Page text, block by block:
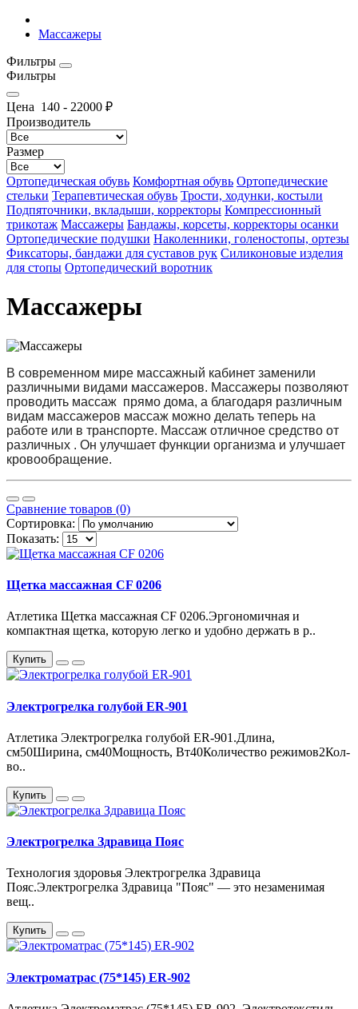
Массажеры
Фильтры
Фильтры
Цена 140 - 22000 ₽
Производитель
Размер
Ортопедическая обувь Комфортная обувь Ортопедические
стельки Терапевтическая обувь Трости, ходунки, костыли
Подпяточники, вкладыши, корректоры Компрессионный
трикотаж Массажеры Бандажы, корсеты, корректоры осанки
Ортопедические подушки Наколенники, голеностопы, ортезы
Фиксаторы, бандажи для суставов рук Силиконовые изделия
для стопы Ортопедический воротник
Массажеры
В современном мире массажный кабинет заменили
различными видами массажеров. Массажеры позволяют
проводить массаж прямо дома, а благодаря различным
видам массажеров массаж можно делать теперь на
работе или в транспорте. Массаж отличное средство от
различных . Он улучшает функции организма и улучшает
кровообращение.
Сравнение товаров (0)
Сортировка:
Показать:
Щетка массажная CF 0206
Атлетика Щетка массажная CF 0206.Эргономичная и
компактная щетка, которую легко и удобно держать в р..
Купить
Электрогрелка голубой ER-901
Атлетика Электрогрелка голубой ER-901.Длина,
см50Ширина, см40Мощность, Вт40Количество режимов2Кол-
во..
Купить
Электрогрелка Здравица Пояс
Технология здоровья Электрогрелка Здравица
Пояс.Электрогрелка Здравица "Пояс" — это незаменимая
вещ..
Купить
Электроматрас (75*145) ER-902